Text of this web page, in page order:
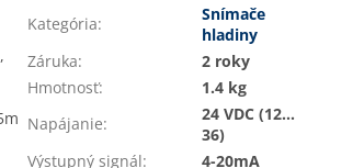
Kategória:
Snímače
hladiny
Záruka:
2 roky
Hmotnosť:
1.4 kg
Napájanie:
24 VDC (12…
36)
Výstupný signál:
4-20mA